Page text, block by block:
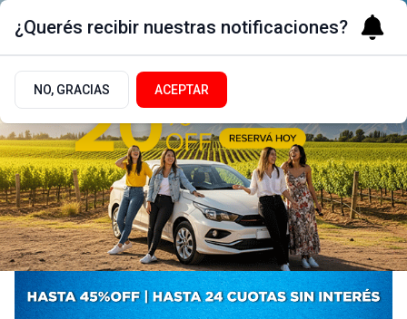
¿Querés recibir nuestras notificaciones?
NO, GRACIAS ACEPTAR